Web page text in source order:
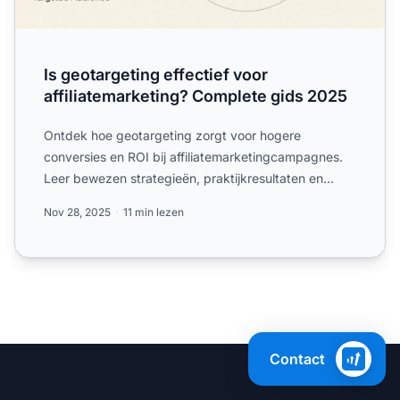
Is geotargeting effectief voor
affiliatemarketing? Complete gids 2025
Ontdek hoe geotargeting zorgt voor hogere
conversies en ROI bij affiliatemarketingcampagnes.
Leer bewezen strategieën, praktijkresultaten en
Nov 28, 2025 11 min lezen
Contact